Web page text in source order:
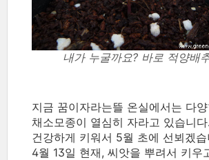
내가 누굴까요? 바로 적양배
지금 꿈이자라는뜰 온실에서는 다
채소모종이 열심히 자라고 있습니다.
건강하게 키워서 5월 초에 선뵈겠
4월 13일 현재, 씨앗을 뿌려서 키우